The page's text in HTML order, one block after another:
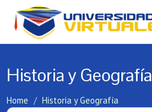
Historia y Geografía
Home Historia y Geografía